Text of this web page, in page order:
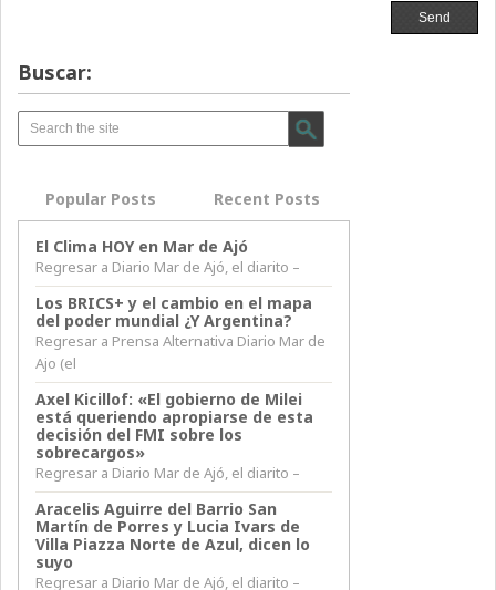
Buscar:
Popular Posts Recent Posts
El Clima HOY en Mar de Ajó
Regresar a Diario Mar de Ajó, el diarito –
Los BRICS+ y el cambio en el mapa
del poder mundial ¿Y Argentina?
Regresar a Prensa Alternativa Diario Mar de
Ajo (el
Axel Kicillof: «El gobierno de Milei
está queriendo apropiarse de esta
decisión del FMI sobre los
sobrecargos»
Regresar a Diario Mar de Ajó, el diarito –
Aracelis Aguirre del Barrio San
Martín de Porres y Lucia Ivars de
Villa Piazza Norte de Azul, dicen lo
suyo
Regresar a Diario Mar de Ajó, el diarito –